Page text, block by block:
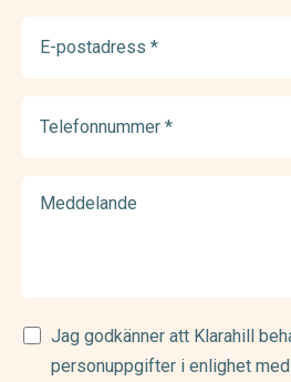
postadress
(Required)
Samtycke
(Required)
Jag godkänner att Klarahill
personuppgifter i enlighet med